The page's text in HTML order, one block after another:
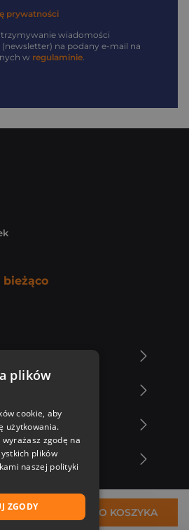
DO KOSZYKA
prywatności
wiadomości
na podany e-mail na
w regulaminie.
bieżąco
plików
cookie, aby
użytkowania.
zgodę na
plików
naszej polityki
ZGODY